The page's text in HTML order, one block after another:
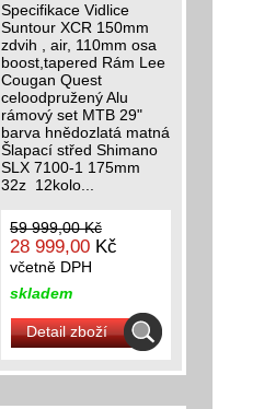
Specifikace Vidlice
Suntour XCR 150mm
zdvih , air, 110mm osa
boost,tapered Rám Lee
Cougan Quest
celoodpružený Alu
rámový set MTB 29"
barva hnědozlatá matná
Šlapací střed Shimano
SLX 7100-1 175mm
32z 12kolo...
59 999,00 Kč
28 999,00 Kč
včetně DPH
skladem
Detail zboží